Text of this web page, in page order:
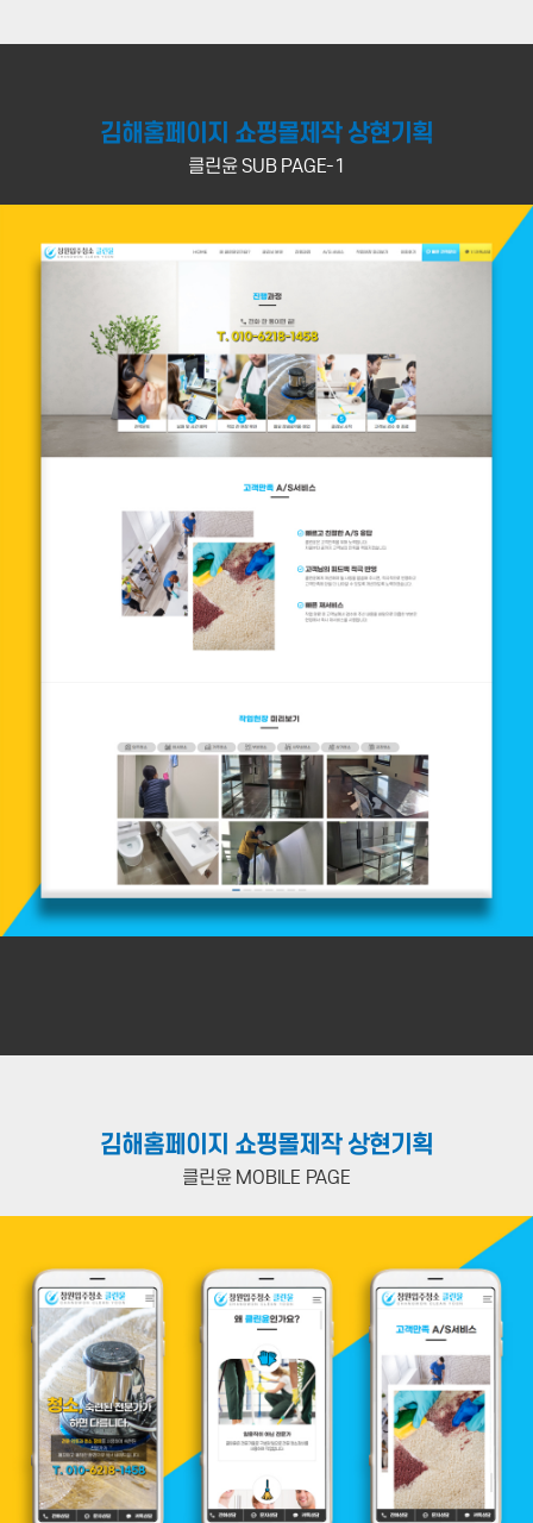
김해홈페이지 쇼핑몰제작 상현기획
클린윤 SUB PAGE-1
김해홈페이지 쇼핑몰제작 상현기획
클린윤 MOBILE PAGE